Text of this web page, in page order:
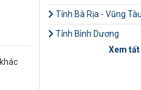
Tỉnh Bà Rịa - Vũng Tàu
Tỉnh Bình Dương
Xem tất